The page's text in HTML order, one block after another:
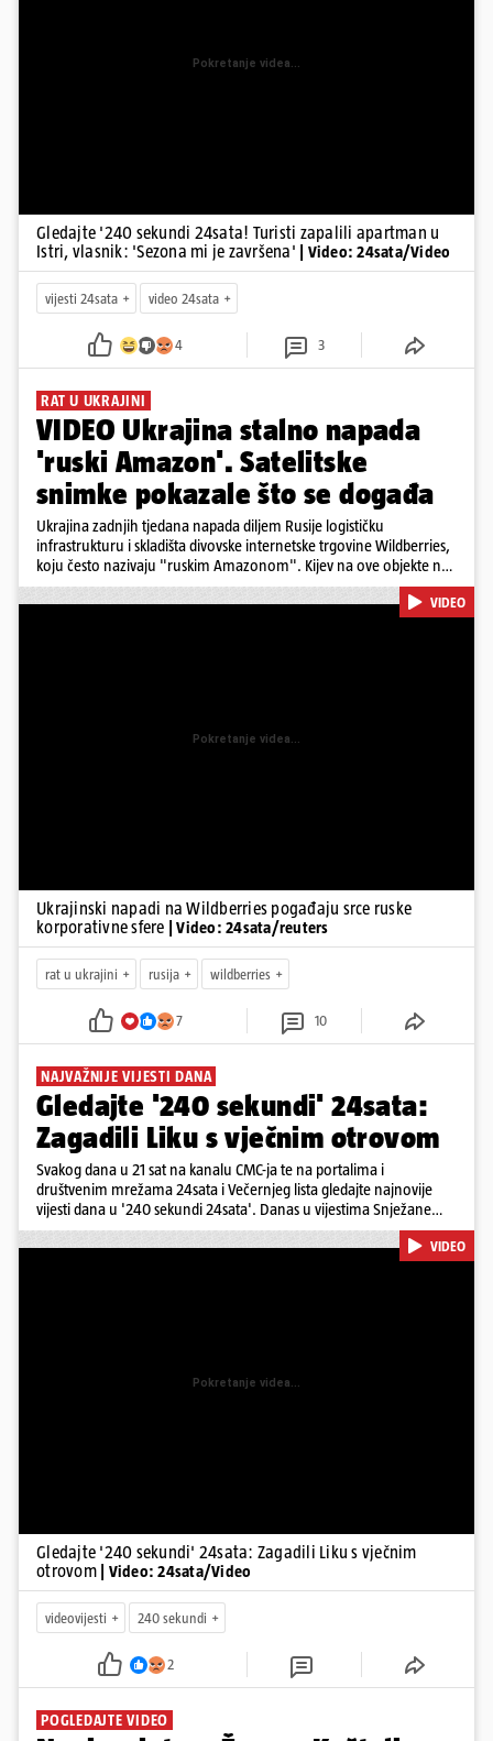
Pokretanje videa...
Gledajte '240 sekundi 24sata! Turisti zapalili apartman u
Istri, vlasnik: 'Sezona mi je završena'
| Video: 24sata/Video
vijesti 24sata video 24sata
4 3
RAT U UKRAJINI
VIDEO Ukrajina stalno napada
'ruski Amazon'. Satelitske
snimke pokazale što se događa
Ukrajina zadnjih tjedana napada diljem Rusije logističku
infrastrukturu i skladišta divovske internetske trgovine Wildberries,
koju često nazivaju "ruskim Amazonom". Kijev na ove objekte ne
gleda samo kao na obična trgovačka skladišta, već tvrdi da ih ruske
snage koriste i za vojne potrebe, odnosno za skladištenje i
Pokretanje videa...
VIDEO
Ukrajinski napadi na Wildberries pogađaju srce ruske
korporativne sfere
| Video: 24sata/reuters
rat u ukrajini rusija wildberries
7 10
NAJVAŽNIJE VIJESTI DANA
Gledajte '240 sekundi' 24sata:
Zagadili Liku s vječnim otrovom
Svakog dana u 21 sat na kanalu CMC-ja te na portalima i
društvenim mrežama 24sata i Večernjeg lista gledajte najnovije
vijesti dana u '240 sekundi 24sata'. Danas u vijestima Snježane
Krnetić: Lika teško zagađena s 37.000 tona opasnog otpada, Troje
poginulih u nesreći u Zagrebu, Uhićen načelnik Svetog Ivana
Pokretanje videa...
VIDEO
Gledajte '240 sekundi' 24sata: Zagadili Liku s vječnim
otrovom
| Video: 24sata/Video
videovijesti 240 sekundi
2
POGLEDAJTE VIDEO